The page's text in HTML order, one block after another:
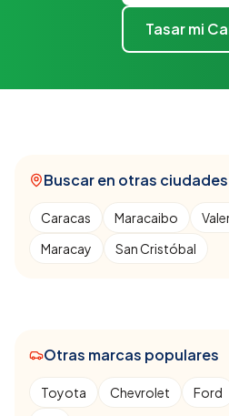
Tasar mi
Buscar en otras ciudades
Caracas Maracaibo
Maracay
San Cristóbal
Otras marcas populares
Toyota Chevrolet Ford